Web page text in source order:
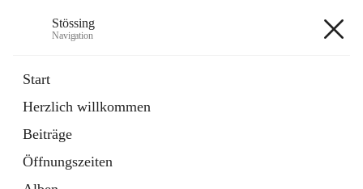
Stössing
Navigation
Start
Herzlich willkommen
Beiträge
Öffnungszeiten
Datei
in
Tab
Kindergarten
öffnet
in